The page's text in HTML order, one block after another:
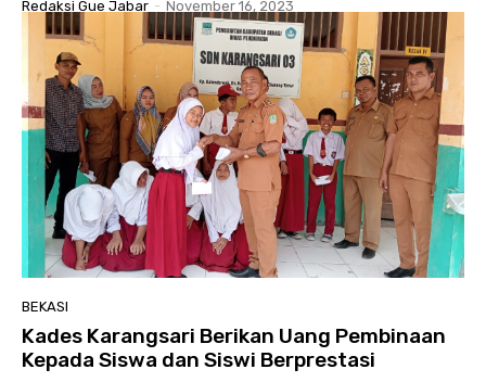
Redaksi Gue Jabar - November 16, 2023
BEKASI
Kades Karangsari Berikan Uang Pembinaan
Kepada Siswa dan Siswi Berprestasi